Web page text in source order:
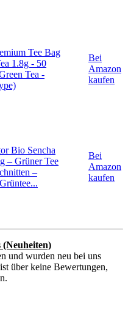
Tee Bag
1.8g - 50
Tea -
Bei
Amazon
kaufen
Bio Sencha
– Grüner Tee
–
Bei
Amazon
kaufen
(Neuheiten)
und wurden neu bei uns
über keine Bewertungen,